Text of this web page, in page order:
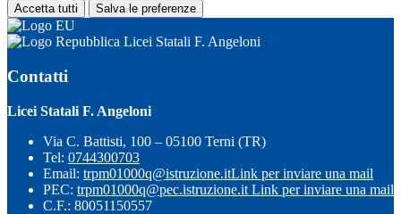
Accetta tutti Salva le preferenze
Licei Statali F. Angeloni
Contatti
Licei Statali F. Angeloni
Via C. Battisti, 100 – 05100 Terni (TR)
Tel: 0744300703
Email: trpm01000q@istruzione.itLink per inviare una mail
PEC: trpm01000q@pec.istruzione.it Link per inviare una mail
C.F.: 80051150557